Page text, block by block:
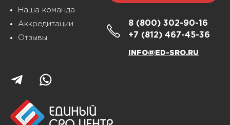
Наша команда
Аккредитации
Отзывы
8 (800) 302-90-16
+7 (812) 467-45-36
INFO@ED-SRO.RU